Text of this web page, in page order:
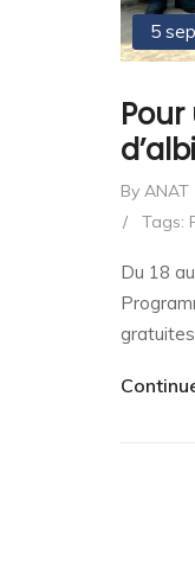
5
By ANAT
/
Tags:
Du 18
gratuites